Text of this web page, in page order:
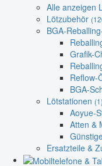
Alle anzeigen
Lötzubehör
BGA-
Grafik-
Reflow-
BGA-
Lötstationen (1)
Aoyue-
Atten &
Ersatzteile &